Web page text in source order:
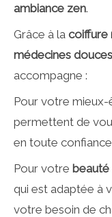
ambiance zen.
Grâce à la coiffure
médecines douces
accompagne :
Pour votre
permettent de
en toute
Pour votre beauté
qui est adaptée à
votre besoin de